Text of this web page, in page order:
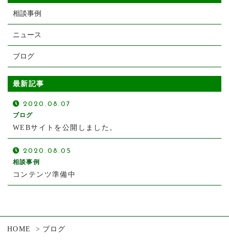
相談事例
ニュース
ブログ
最新記事
2020.08.07
ブログ
WEBサイトを公開しました。
2020.08.05
相談事例
コンテンツ準備中
HOME ブログ